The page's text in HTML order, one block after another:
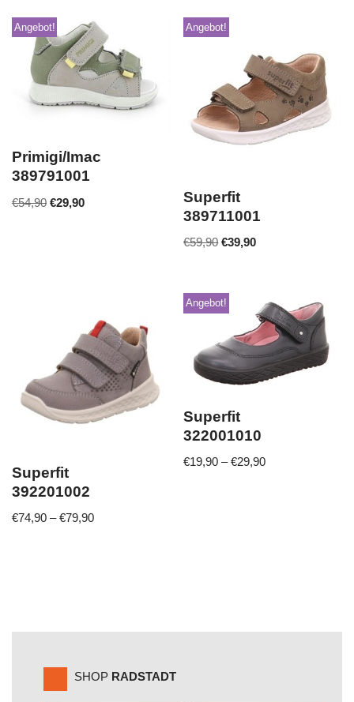
Angebot!
Primigi/Imac
389791001
€54,90 €29,90
Angebot!
Superfit
389711001
€59,90 €39,90
Superfit
392201002
€74,90 –€79,90
Angebot!
Superfit
322001010
€19,90 –€29,90
SHOP RADSTADT